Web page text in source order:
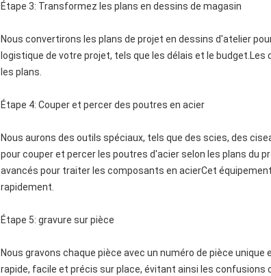
Étape 3: Transformez les plans en dessins de magasin
Nous convertirons les plans de projet en dessins d'atelier
logistique de votre projet, tels que les délais et le
les plans.
Étape 4: Couper et percer des poutres en acier
Nous aurons des outils spéciaux, tels que des scies, des
pour couper et percer les poutres d'acier selon les plans du
avancés pour traiter les composants en acierCet
rapidement.
Étape 5: gravure sur pièce
Nous gravons chaque pièce avec un numéro de pièce
rapide, facile et précis sur place, évitant ainsi les